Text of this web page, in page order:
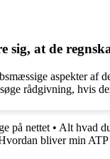
at de
aspekter af
rådgivning, hvis
på nettet • Alt hvad
bliver min